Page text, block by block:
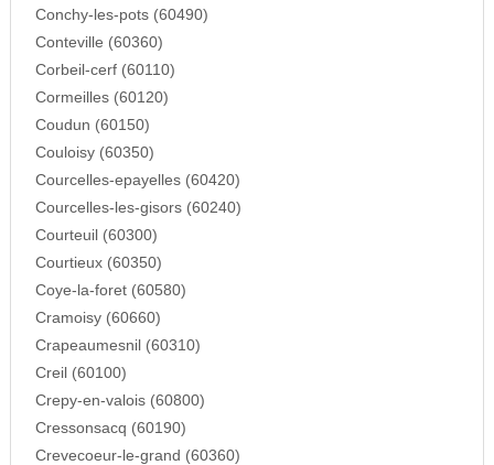
Conchy-les-pots (60490)
Conteville (60360)
Corbeil-cerf (60110)
Cormeilles (60120)
Coudun (60150)
Couloisy (60350)
Courcelles-epayelles (60420)
Courcelles-les-gisors (60240)
Courteuil (60300)
Courtieux (60350)
Coye-la-foret (60580)
Cramoisy (60660)
Crapeaumesnil (60310)
Creil (60100)
Crepy-en-valois (60800)
Cressonsacq (60190)
Crevecoeur-le-grand (60360)